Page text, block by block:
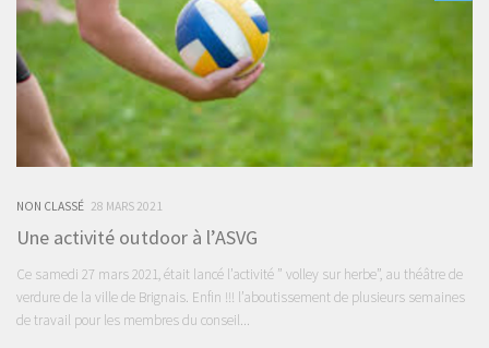
NON CLASSÉ 28 MARS 2021
Une activité outdoor à l’ASVG
Ce samedi 27 mars 2021, était lancé l’activité ” volley sur herbe”, au théâtre de
verdure de la ville de Brignais. Enfin !!! l’aboutissement de plusieurs semaines
de travail pour les membres du conseil...